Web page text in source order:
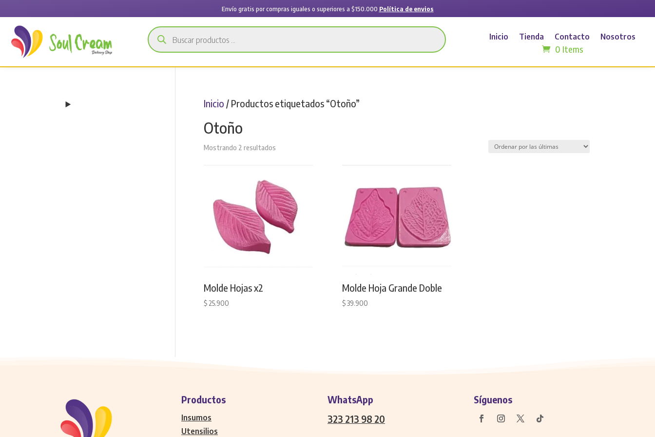
Envío gratis por compras iguales o superiores a $150.000 Política de envios
Búsqueda
de
productos
Inicio Tienda Contacto Nosotros
0 Items
Inicio / Productos etiquetados “Otoño”
Otoño
Mostrando 2 resultadosSorted
Molde Hojas x2
$25.900
Molde Hoja Grande Doble
$39.900
Productos
Insumos
Utensilios
WhatsApp
323 213 98 20
Síguenos